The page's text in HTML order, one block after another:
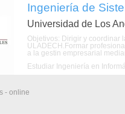
Ingeniería de
Universidad de Los
Objetivos: Dirigir y coordinar
ULADECH.Formar
a la gestin empresarial
Estudiar Ingeniería en
- online